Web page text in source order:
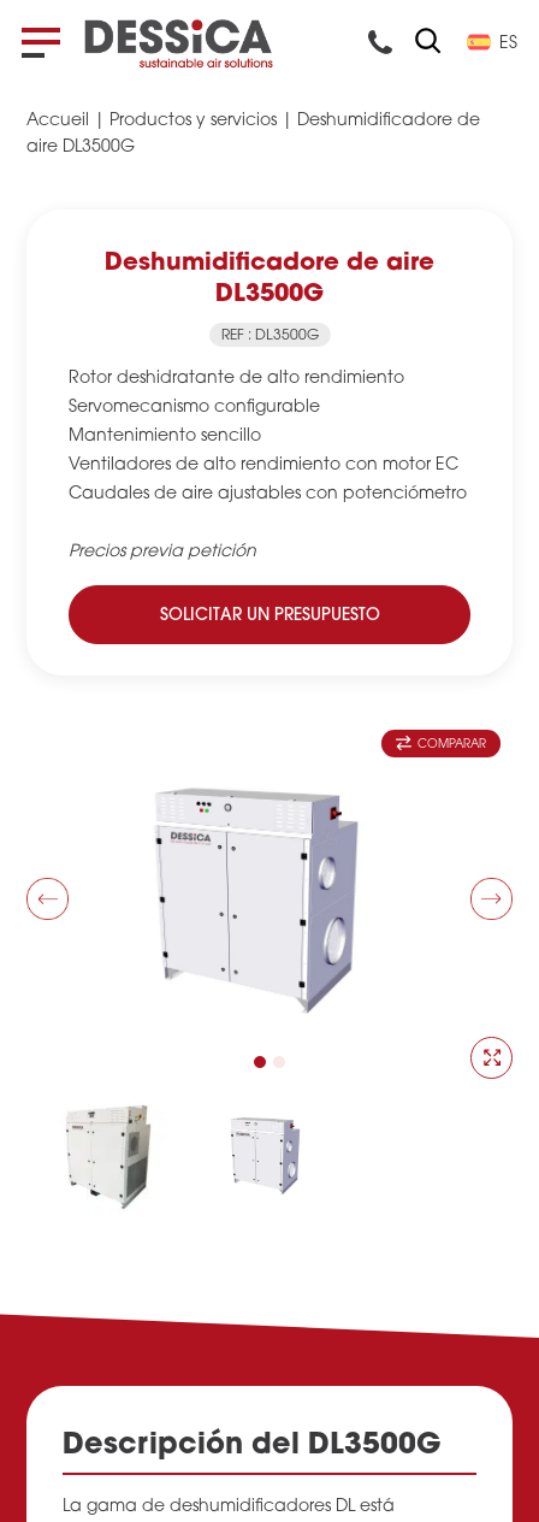
ES
Accueil Productos y servicios
Deshumidificadore de
aire DL3500G
COMPARAR
Descripción del DL3500G
La gama de deshumidificadores DL está
Deshumidificadore de aire
DL3500G
REF : DL3500G
Rotor deshidratante de alto rendimiento
Servomecanismo configurable
Mantenimiento sencillo
Ventiladores de alto rendimiento con motor EC
Caudales de aire ajustables con potenciómetro
Precios previa petición
SOLICITAR UN PRESUPUESTO